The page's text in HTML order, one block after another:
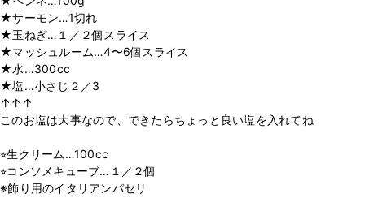
★サーモン…1切れ
★玉ねぎ…１／２個スライス
★マッシュルーム…4〜6個スライス
★水…300cc
★塩…小さじ２／3
↑↑↑
このお塩は大事なので、できたらちょっと良い塩を入れてね
⭐︎生クリーム…100cc
⭐︎コンソメキューブ…１／２個
※飾り用のイタリアンパセリ